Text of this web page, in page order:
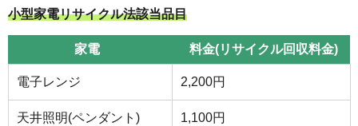
小型家電リサイクル法該当品目
家電 料金(リサイクル回収料金)
電子レンジ 2,200円
天井照明(ペンダント) 1,100円